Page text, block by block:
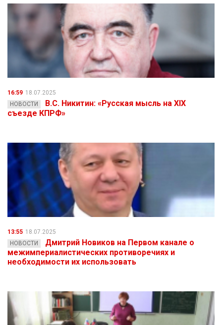
16:59 18.07.2025
НОВОСТИ
В.С. Никитин: «Русская мысль на XIX
съезде КПРФ»
13:55 18.07.2025
НОВОСТИ
Дмитрий Новиков на Первом канале о
межимпериалистических противоречиях и
необходимости их использовать